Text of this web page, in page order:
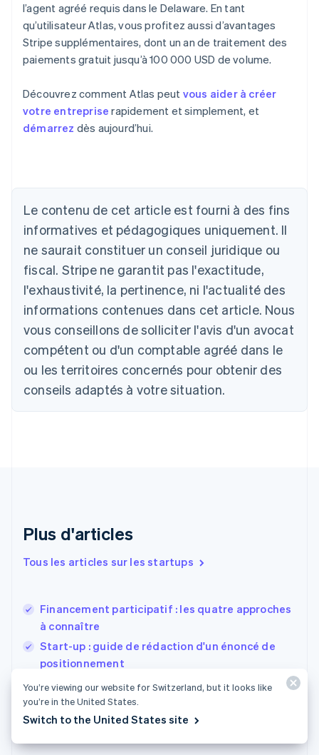
l’agent agréé requis dans le Delaware. En tant
qu’utilisateur Atlas, vous profitez aussi d’avantages
Stripe supplémentaires, dont un an de traitement des
paiements gratuit jusqu’à 100 000 USD de volume.
Découvrez comment Atlas peut vous aider à créer
votre entreprise rapidement et simplement, et
démarrez dès aujourd’hui.
Le contenu de cet article est fourni à des fins
informatives et pédagogiques uniquement. Il
ne saurait constituer un conseil juridique ou
fiscal. Stripe ne garantit pas l'exactitude,
l'exhaustivité, la pertinence, ni l'actualité des
informations contenues dans cet article. Nous
vous conseillons de solliciter l'avis d'un avocat
compétent ou d'un comptable agréé dans le
ou les territoires concernés pour obtenir des
conseils adaptés à votre situation.
Plus d'articles
Tous les articles sur les startups
Financement participatif : les quatre approches
à connaître
Start-up : guide de rédaction d'un énoncé de
positionnement
Comment rédiger des messages clés pour une
start-up
DeutschEnglish
Australie
English
Autriche
DeutschEnglish
NederlandsFrançaisDeutschEnglish
Brésil
Português
Bulgarie
English
Canada
Chine continentale
简体中文English
Español English
English
Finlande
EnglishSvenska
FrançaisEnglish
Gibraltar
Grèce
Hongrie
You’re viewing our website for Switzerland, but it looks like
you’re in the United States.
Switch to the United States site